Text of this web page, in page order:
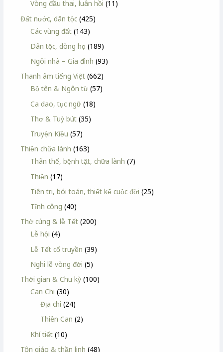
Vòng đầu thai, luân hồi (11)
Đất nước, dân tộc (425)
Các vùng đất (143)
Dân tộc, dòng họ (189)
Ngôi nhà – Gia đình (93)
Thanh âm tiếng Việt (662)
Bộ tên & Ngôn từ (57)
Ca dao, tục ngữ (18)
Thơ & Tuỳ bút (35)
Truyện Kiều (57)
Thiền chữa lành (163)
Thân thể, bệnh tật, chữa lành (7)
Thiền (17)
Tiên tri, bói toán, thiết kế cuộc đời (25)
Tĩnh công (40)
Thờ cúng & lễ Tết (200)
Lễ hội (4)
Lễ Tết cổ truyền (39)
Nghi lễ vòng đời (5)
Thời gian & Chu kỳ (100)
Can Chi (30)
Địa chi (24)
Thiên Can (2)
Khí tiết (10)
Tôn giáo & thần linh (48)